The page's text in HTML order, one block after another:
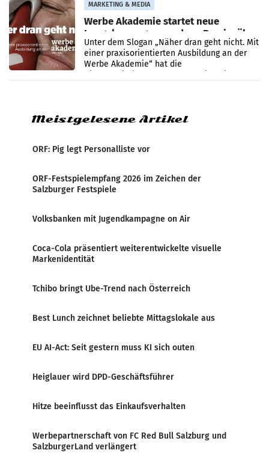
MARKETING & MEDIA
Werbe Akademie startet neue
Imagekampagne rund um Praxisnähe
Unter dem Slogan „Näher dran geht nicht. Mit
einer praxisorientierten Ausbildung an der
Werbe Akademie“ hat die
Meistgelesene Artikel
ORF: Pig legt Personalliste vor
ORF-Festspielempfang 2026 im Zeichen der
Salzburger Festspiele
Volksbanken mit Jugendkampagne on Air
Coca-Cola präsentiert weiterentwickelte visuelle
Markenidentität
Tchibo bringt Ube-Trend nach Österreich
Best Lunch zeichnet beliebte Mittagslokale aus
EU AI-Act: Seit gestern muss KI sich outen
Heiglauer wird DPD-Geschäftsführer
Hitze beeinflusst das Einkaufsverhalten
Werbepartnerschaft von FC Red Bull Salzburg und
SalzburgerLand verlängert